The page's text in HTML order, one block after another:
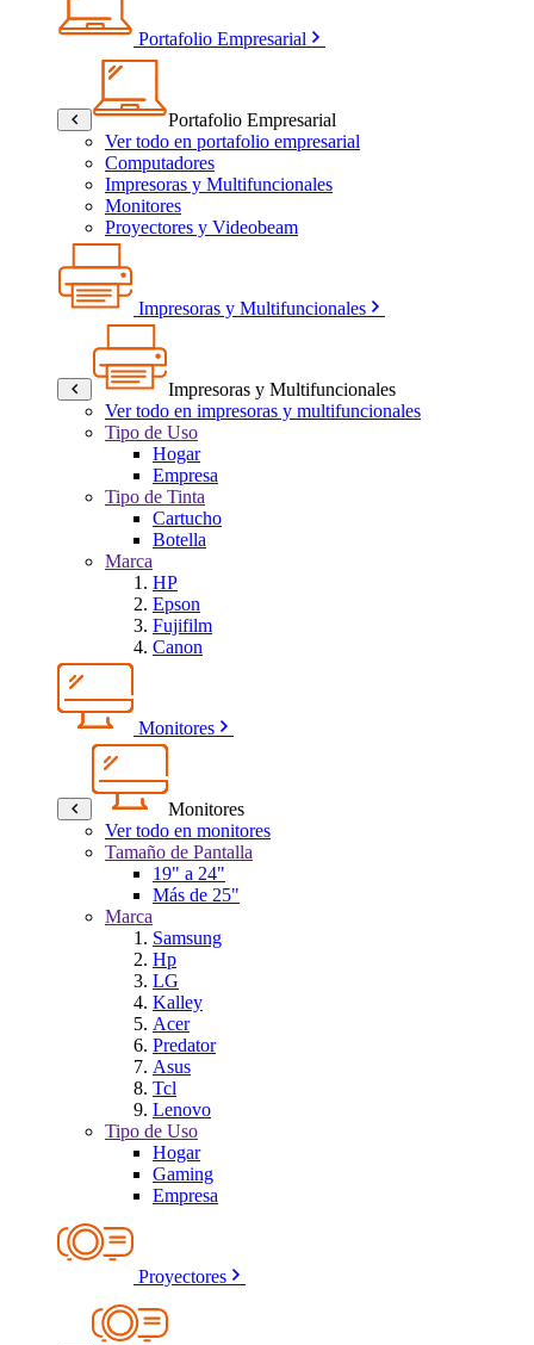
Portafolio Empresarial
Portafolio Empresarial
Ver todo en portafolio empresarial
Computadores
Impresoras y Multifuncionales
Monitores
Proyectores y Videobeam
Impresoras y Multifuncionales
Impresoras y Multifuncionales
Ver todo en impresoras y multifuncionales
Tipo de Uso
Hogar
Empresa
Tipo de Tinta
Cartucho
Botella
Marca
HP
Epson
Fujifilm
Canon
Monitores
Monitores
Ver todo en monitores
Tamaño de Pantalla
19" a 24"
Más de 25"
Marca
Samsung
Hp
LG
Kalley
Acer
Predator
Asus
Tcl
Lenovo
Tipo de Uso
Hogar
Gaming
Empresa
Proyectores